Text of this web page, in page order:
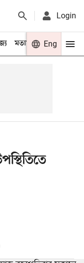
Login
মতামত খেলা
Eng